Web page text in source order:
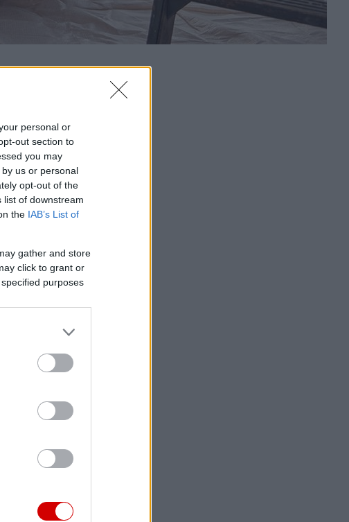
personal or
out section to
you may
us or personal
opt-out of the
list of downstream
the IAB’s List of
gather and store
click to grant or
purposes